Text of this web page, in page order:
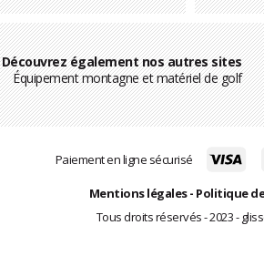
Découvrez également nos autres sites
Équipement montagne et matériel de golf
Paiement en ligne sécurisé
Mentions légales- Politique
Tous droits réservés - 2023 -